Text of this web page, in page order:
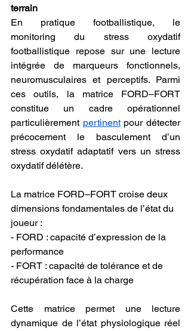
terrain
En pratique footballistique, le
monitoring du stress oxydatif
footballistique repose sur une lecture
intégrée de marqueurs fonctionnels,
neuromusculaires et perceptifs. Parmi
ces outils, la matrice FORD–FORT
constitue un cadre opérationnel
particulièrement pertinent pour détecter
précocement le basculement d’un
stress oxydatif adaptatif vers un stress
oxydatif délétère.
La matrice FORD–FORT croise deux
dimensions fondamentales de l’état du
joueur :
- FORD : capacité d’expression de la
performance
- FORT : capacité de tolérance et de
récupération face à la charge
Cette matrice permet une lecture
dynamique de l’état physiologique réel